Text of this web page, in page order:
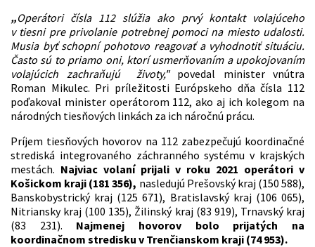
„Operátori čísla 112 slúžia ako prvý kontakt volajúceho
v tiesni pre privolanie potrebnej pomoci na miesto udalosti.
Musia byť schopní pohotovo reagovať a vyhodnotiť situáciu.
Často sú to priamo oni, ktorí usmerňovaním a upokojovaním
volajúcich zachraňujú životy,"povedal minister vnútra
Roman Mikulec. Pri príležitosti Európskeho dňa čísla 112
poďakoval minister operátorom 112, ako aj ich kolegom na
národných tiesňových linkách za ich náročnú prácu.
Príjem tiesňových hovorov na 112 zabezpečujú koordinačné
strediská integrovaného záchranného systému v krajských
mestách. Najviac volaní prijali v roku 2021 operátori v
Košickom kraji (181 356), nasledujú Prešovský kraj (150 588),
Banskobystrický kraj (125 671), Bratislavský kraj (106 065),
Nitriansky kraj (100 135), Žilinský kraj (83 919), Trnavský kraj
(83 231). Najmenej hovorov bolo prijatých na
koordinačnom stredisku v Trenčianskom kraji (74 953).